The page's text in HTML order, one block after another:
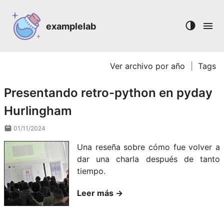
examplelab
Ver archivo por año Tags
Presentando retro-python en pyday
Hurlingham
01/11/2024
Una reseña sobre cómo fue volver a
dar una charla después de tanto
tiempo.
Leer más →